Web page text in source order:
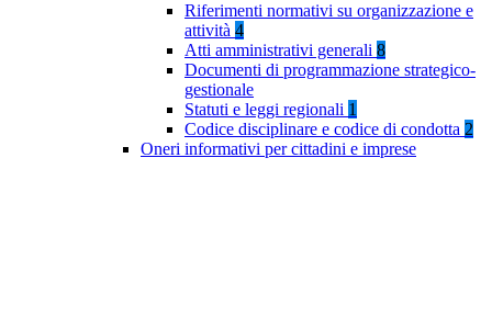
Riferimenti normativi su organizzazione e
attività 4
Atti amministrativi generali 8
Documenti di programmazione strategico-
gestionale
Statuti e leggi regionali 1
Codice disciplinare e codice di condotta 2
Oneri informativi per cittadini e imprese